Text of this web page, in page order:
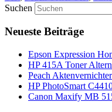
Suchen
Neueste Beiträge
Epson Expression
HP 415A Toner
Peach Aktenvernichter
HP PhotoSmart
Canon Maxify MB